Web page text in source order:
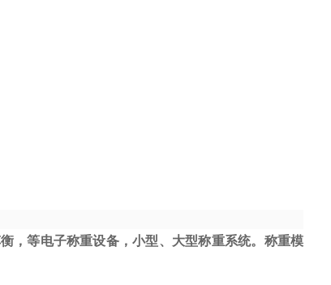
，等电子称重设备，小型、大型称重系统。称重模